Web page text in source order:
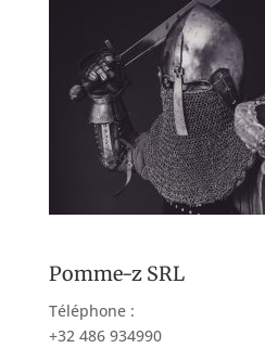
Pomme-z SRL
Téléphone :
+32 486 934990